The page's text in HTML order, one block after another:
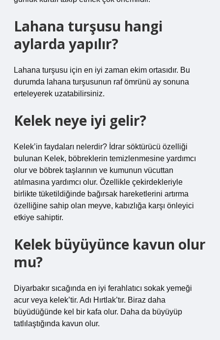
Lahana turşusu hangi
aylarda yapılır?
Lahana turşusu için en iyi zaman ekim ortasıdır. Bu
durumda lahana turşusunun raf ömrünü ay sonuna
erteleyerek uzatabilirsiniz.
Kelek neye iyi gelir?
Kelek’in faydaları nelerdir? İdrar söktürücü özelliği
bulunan Kelek, böbreklerin temizlenmesine yardımcı
olur ve böbrek taşlarının ve kumunun vücuttan
atılmasına yardımcı olur. Özellikle çekirdekleriyle
birlikte tüketildiğinde bağırsak hareketlerini artırma
özelliğine sahip olan meyve, kabızlığa karşı önleyici
etkiye sahiptir.
Kelek büyüyünce kavun olur
mu?
Diyarbakır sıcağında en iyi ferahlatıcı sokak yemeği
acur veya kelek’tir. Adı Hırtlak’tır. Biraz daha
büyüdüğünde kel bir kafa olur. Daha da büyüyüp
tatlılaştığında kavun olur.